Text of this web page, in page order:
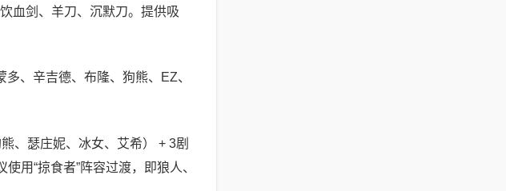
血剑、羊刀、沉默刀。提供吸
、辛吉德、布隆、狗熊、EZ、
、瑟庄妮、冰女、艾希） + 3剧
用“掠食者”阵容过渡，即狼人、